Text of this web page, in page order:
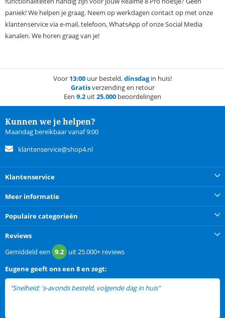
paniek! We helpen je graag. Neem op werkdagen contact op met onze
klantenservice via e-mail, telefoon, WhatsApp of onze Social Media
kanalen. We horen graag van je!
Voor 13:00 uur besteld,dinsdagin huis!
Gratisverzending en retour
Een 9.2 uit25.000 beoordelingen
Kunnen we je helpen?
Maandag bereikbaar vanaf 9:00
klantenservice@shop4.nl
Klantenservice
Meer informatie
Populaire categorieën
Reviews
Gemiddeld een 9.2 uit25.000+ reviews
Eugenegeeft ons een 8 en zegt:
"Snelheid: 's-avonds besteld, volgende dag in huis"